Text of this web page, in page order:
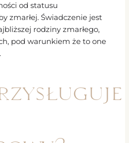
od statusu
zmarłej. Świadczenie jest
rodziny zmarłego,
pod warunkiem że to one